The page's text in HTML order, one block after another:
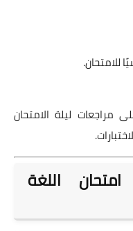
للامتحان.
مراجعات ليلة الامتحان
اللغة